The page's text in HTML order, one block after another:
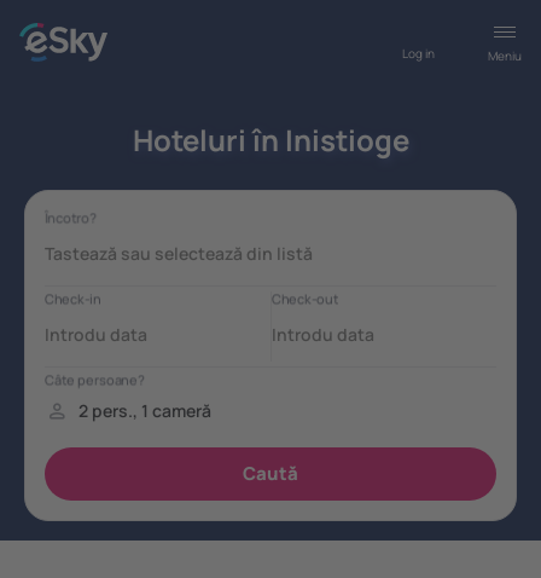
Meniu
Log in
Hoteluri în Inistioge